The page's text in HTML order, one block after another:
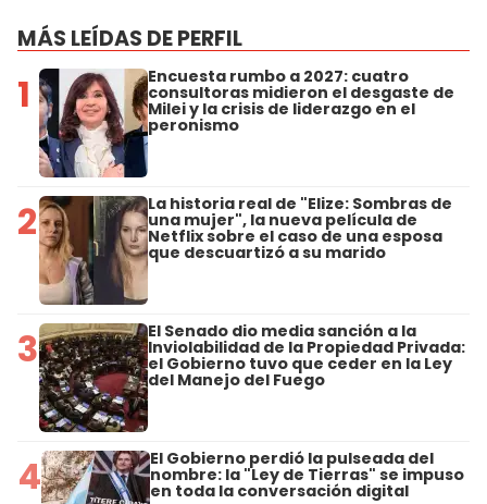
MÁS LEÍDAS DE PERFIL
1 Encuesta rumbo a 2027: cuatro
consultoras midieron el desgaste de
Milei y la crisis de liderazgo en el
peronismo
2 La historia real de "Elize: Sombras de
una mujer", la nueva película de
Netflix sobre el caso de una esposa
que descuartizó a su marido
3 El Senado dio media sanción a la
Inviolabilidad de la Propiedad Privada:
el Gobierno tuvo que ceder en la Ley
del Manejo del Fuego
4 El Gobierno perdió la pulseada del
nombre: la "Ley de Tierras" se impuso
en toda la conversación digital